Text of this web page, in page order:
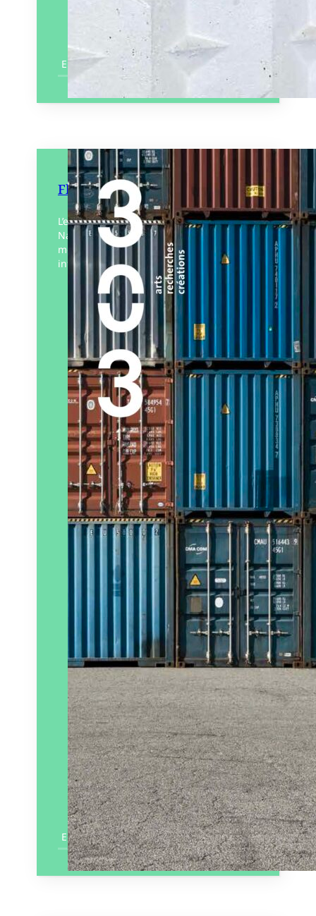
En savoir plus
Flux
L’estuaire de la Loire, de Nantes à Saint-
Nazaire, est une porte ouverte sur le
monde grâce à son trafic maritime
intense. Toute la région des Pays de la…
Éditeur :303
Paru le06/02/2025
En savoir plus